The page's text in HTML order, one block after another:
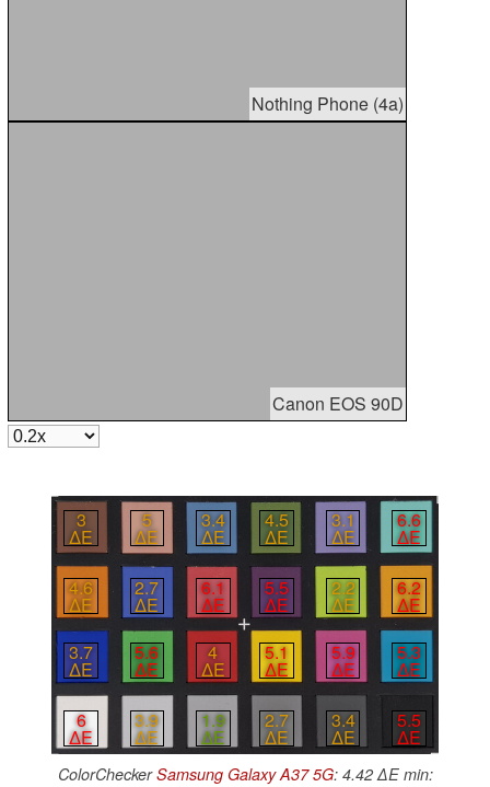
Nothing Phone (4a)
Canon EOS 90D
3
∆E
5
∆E
3.4
∆E
4.5
∆E
3.1
∆E
6.6
∆E
4.6
∆E
2.7
∆E
6.1
∆E
5.5
∆E
2.2
∆E
6.2
∆E
3.7
∆E
5.6
∆E
4
∆E
5.1
∆E
5.9
∆E
5.3
∆E
6
∆E
3.9
∆E
1.9
∆E
2.7
∆E
3.4
∆E
5.5
∆E
ColorCheckerSamsung Galaxy A37 5G: 4.42 ∆E min: